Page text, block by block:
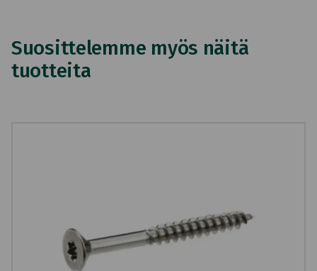
Suosittelemme myös näitä
tuotteita